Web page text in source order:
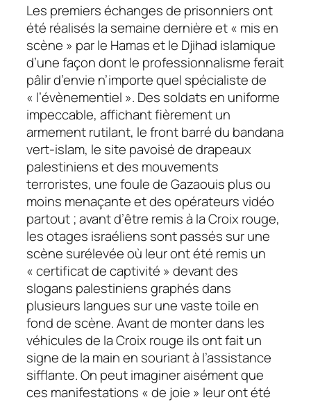
Les premiers échanges de prisonniers ont
été réalisés la semaine dernière et « mis en
scène » par le Hamas et le Djihad islamique
d’une façon dont le professionnalisme ferait
pâlir d’envie n’importe quel spécialiste de
« l’évènementiel ». Des soldats en uniforme
impeccable, affichant fièrement un
armement rutilant, le front barré du bandana
vert-islam, le site pavoisé de drapeaux
palestiniens et des mouvements
terroristes, une foule de Gazaouis plus ou
moins menaçante et des opérateurs vidéo
partout ; avant d’être remis à la Croix rouge,
les otages israéliens sont passés sur une
scène surélevée où leur ont été remis un
« certificat de captivité » devant des
slogans palestiniensgraphésdans
plusieurs langues sur une vaste toile en
fond de scène. Avant de monter dans les
véhicules de la Croix rouge ils ont fait un
signe de la main en souriant à l’assistance
sifflante. On peut imaginer aisément que
ces manifestations « de joie » leur ont été